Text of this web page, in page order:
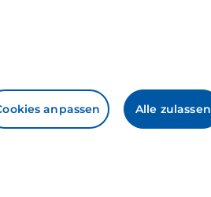
anpassen Alle zulassen